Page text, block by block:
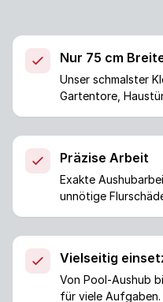
Nur 75 cm
Unser schmalster
Gartentore,
Präzise Arbeit
Exakte
unnötige
Vielseitig
Von Pool-Aushub
für viele Aufgaben.